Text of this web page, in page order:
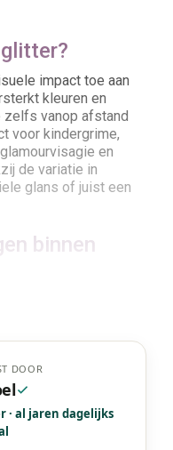
impact toe aan
kleuren en
zelfs vanop afstand
voor kindergrime,
en
de variatie in
glans of juist een
binnen
accenten in
elfachtige
ontwerpen. In SFX
wonden,
interpretaties.
en levendig van.
DOOR
· al jaren dagelijks